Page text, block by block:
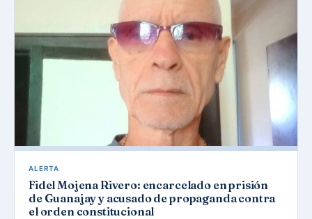
ALERTA
Fidel Mojena Rivero: encarcelado en prisión
de Guanajay y acusado de propaganda contra
el orden constitucional